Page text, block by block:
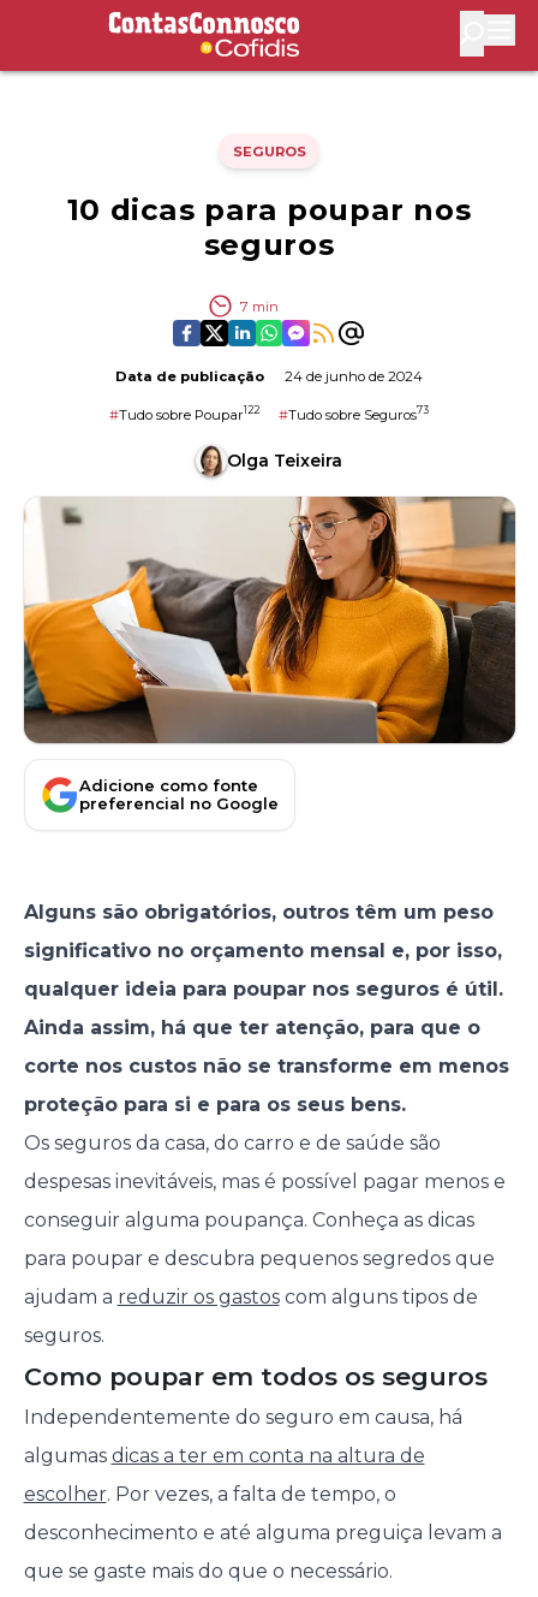
Contas Connosco by Cofidis
SEGUROS
10 dicas para poupar nos
seguros
7 min
Data de publicação 24 de junho de 2024
#Tudo sobre Poupar122 #Tudo sobre Seguros73
Olga Teixeira
Adicione como fonte
preferencial no Google
Alguns são obrigatórios, outros têm um peso
significativo no orçamento mensal e, por isso,
qualquer ideia para poupar nos seguros é útil.
Ainda assim, há que ter atenção, para que o
corte nos custos não se transforme em menos
proteção para si e para os seus bens.
Os seguros da casa, do carro e de saúde são
despesas inevitáveis, mas é possível pagar menos e
conseguir alguma poupança. Conheça as dicas
para poupar e descubra pequenos segredos que
ajudam a reduzir os gastoscom alguns tipos de
seguros.
Como poupar em todos os seguros
Independentemente do seguro em causa, há
algumas dicas a ter em conta na altura de
escolher. Por vezes, a falta de tempo, o
desconhecimento e até alguma preguiça levam a
que se gaste mais do que o necessário.